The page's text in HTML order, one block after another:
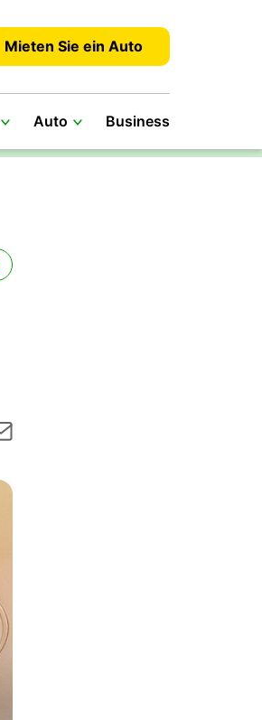
Mieten Sie ein Auto
Auto Business